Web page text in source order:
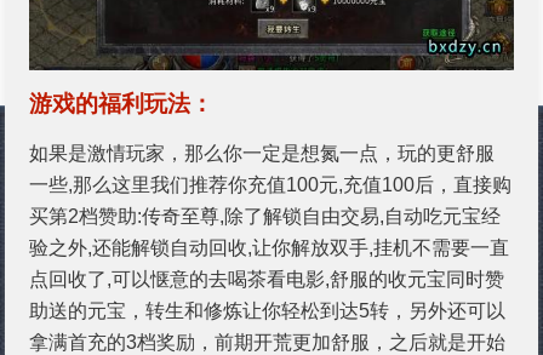
游戏的福利玩法：
如果是激情玩家，那么你一定是想氮一点，玩的更舒服
一些,那么这里我们推荐你充值100元,充值100后，直接购
买第2档赞助:传奇至尊,除了解锁自由交易,自动吃元宝经
验之外,还能解锁自动回收,让你解放双手,挂机不需要一直
点回收了,可以惬意的去喝茶看电影,舒服的收元宝同时赞
助送的元宝，转生和修炼让你轻松到达5转，另外还可以
拿满首充的3档奖励，前期开荒更加舒服，之后就是开始